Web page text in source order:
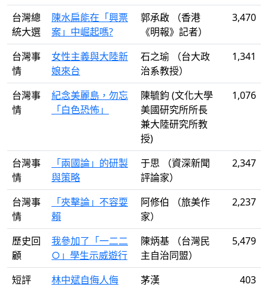
台灣總
統大選
陳水扁能在「興票
案」中崛起嗎?
郭承啟 （香港
《明報》記者）
3,470
台灣事
情
女性主義與大陸新
娘來台
石之瑜 （台大政
治系教授）
1,341
台灣事
情
紀念美麗島，勿忘
「白色恐怖」
陳毓鈞 (文化大學
美國研究所所長
兼大陸研究所教
授)
1,076
台灣事
情
「兩國論」的研製
與策略
于思 （資深新聞
評論家）
2,347
台灣事
情
「夾擊論」不容耍
賴
阿修伯 （旅美作
家）
2,237
歷史回
顧
我參加了「一二二
○」學生示威遊行
陳炳基 （台灣民
主自治同盟）
5,479
短評 林中斌自侮人侮 茅漢
403